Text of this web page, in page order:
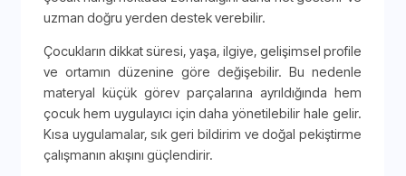
uzman doğru yerden destek verebilir.
Çocukların dikkat süresi, yaşa, ilgiye, gelişimsel profile
ve ortamın düzenine göre değişebilir. Bu nedenle
materyal küçük görev parçalarına ayrıldığında hem
çocuk hem uygulayıcı için daha yönetilebilir hale gelir.
Kısa uygulamalar, sık geri bildirim ve doğal pekiştirme
çalışmanın akışını güçlendirir.